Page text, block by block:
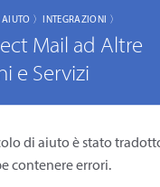
〉 INTEGRAZIONI 〉
Mail ad Altre
e Servizi
di aiuto è stato
contenere errori.